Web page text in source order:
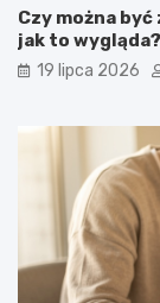
Czy można
jak to wygląda?
19 lipca 2026